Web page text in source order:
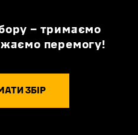
– тримаємо
перемогу!
ЗБІР